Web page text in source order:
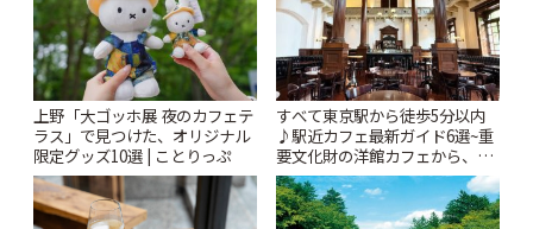
上野「大ゴッホ展 夜のカフェテ
ラス」で見つけた、オリジナル
限定グッズ10選 | ことりっぷ
すべて東京駅から徒歩5分以内
♪駅近カフェ最新ガイド6選~重
要文化財の洋館カフェから、改
札すぐのレトロ喫茶まで~ | こと
りっぷ